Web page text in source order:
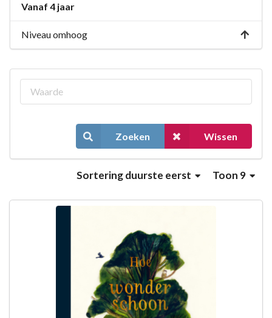
Vanaf 4 jaar
Niveau omhoog
Zoeken Wissen
Toon 9
Sorteringduurste eerst